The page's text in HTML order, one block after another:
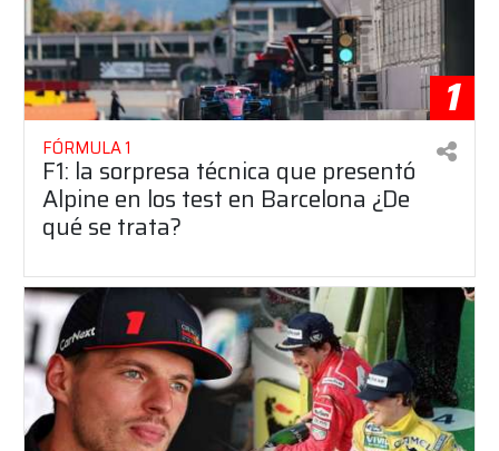
1
FÓRMULA 1
F1: la sorpresa técnica que presentó
Alpine en los test en Barcelona ¿De
qué se trata?